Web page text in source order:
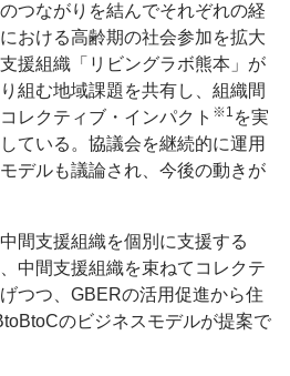
つながりを結んでそれぞれの経
おける高齢期の社会参加を拡大
援組織「リビングラボ熊本」が
組む地域課題を共有し、組織間
レクティブ・インパクト ※1 を実
ている。協議会を継続的に運用
デルも議論され、今後の動きが
間支援組織を個別に支援する
中間支援組織を束ねてコレクテ
つつ、GBERの活用促進から住
のビジネスモデルが提案で